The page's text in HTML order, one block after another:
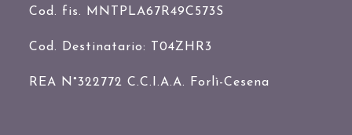
Cod. fis. MNTPLA67R49C573S
Cod. Destinatario: T04ZHR3
REA N°322772 C.C.I.A.A. Forlì-Cesena